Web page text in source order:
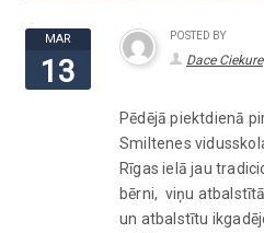
MAR
13
POSTED BY
Dace Ciekure
Pēdējā piektdienā
Smiltenes
Rīgas ielā jau
bērni, viņu
un atbalstītu